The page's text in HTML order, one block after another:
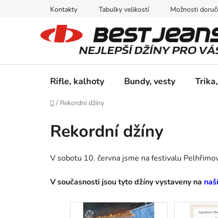
Kontakty Tabulky velikostí Možnosti
Rifle, kalhoty Bundy, vesty
Domů
/ Rekordní džíny
Rekordní džíny
V sobotu 10. června jsme na festivalu
V současnosti jsou tyto džíny vystaveny na